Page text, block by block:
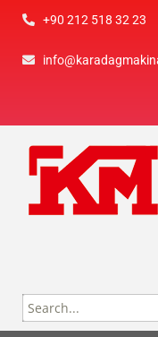
+90 212 518 32 23